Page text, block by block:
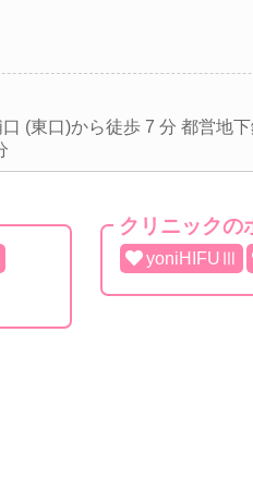
(東口)から徒歩 7 分 都営地下
クリニックの
yoniHIFUⅢ